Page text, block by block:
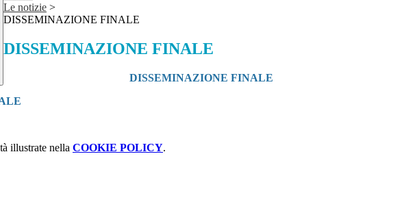
Le notizie >
DISSEMINAZIONE FINALE
DISSEMINAZIONE FINALE
DISSEMINAZIONE FINALE
illustrate nella COOKIE POLICY.